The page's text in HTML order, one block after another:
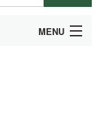
MENU